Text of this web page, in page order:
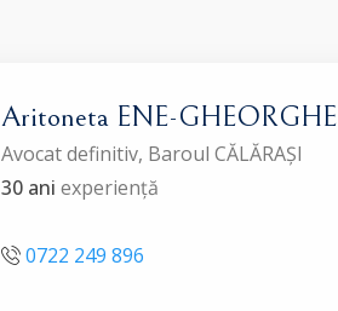
Aritoneta ENE-GHEORGHE
Avocat definitiv, Baroul CĂLĂRAȘI
30 ani experiență
0722 249 896